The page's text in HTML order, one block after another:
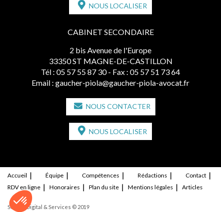
NOUS LOCALISER
CABINET SECONDAIRE
2 bis Avenue de l'Europe
33350 ST MAGNE-DE-CASTILLON
Tél : 05 57 55 87 30 - Fax : 05 57 51 73 64
Email : gaucher-piola@gaucher-piola-avocat.fr
NOUS CONTACTER
NOUS LOCALISER
Accueil Équipe Compétences Rédactions
Contact
RDV en ligne
Honoraires Plan du site Mentions légales Articles
Septeo Digital & Services © 2019